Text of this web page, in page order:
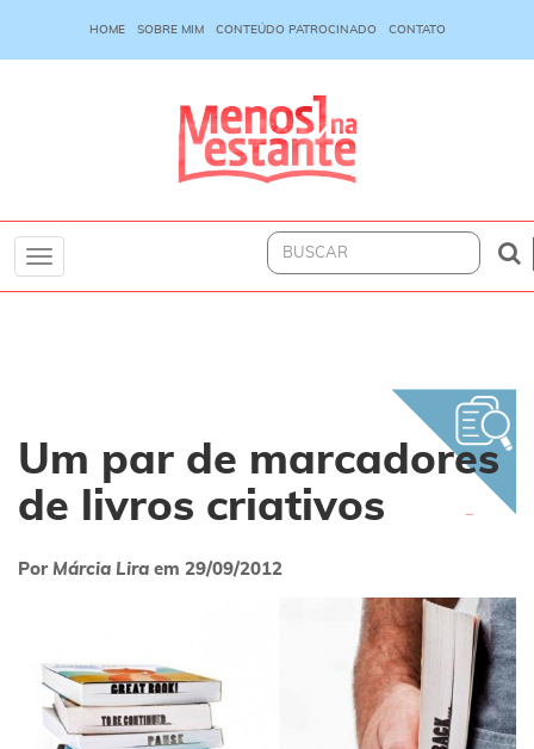
HOME SOBRE MIM CONTEÚDO PATROCINADO CONTATO
Toggle
Um par de marcadores
de livros criativos
Por Márcia Lira em 29/09/2012